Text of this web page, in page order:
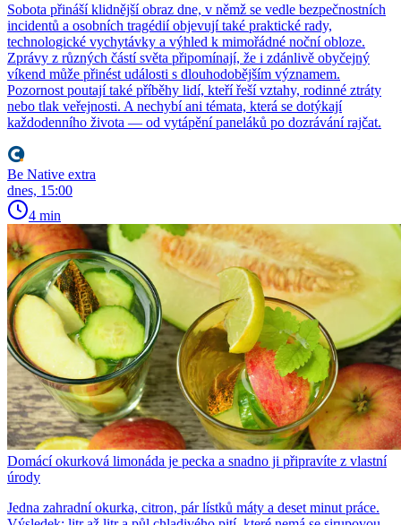
Sobota přináší klidnější obraz dne, v němž se vedle bezpečnostních
incidentů a osobních tragédií objevují také praktické rady,
technologické vychytávky a výhled k mimořádné noční obloze.
Zprávy z různých částí světa připomínají, že i zdánlivě obyčejný
víkend může přinést události s dlouhodobějším významem.
Pozornost poutají také příběhy lidí, kteří řeší vztahy, rodinné ztráty
nebo tlak veřejnosti. A nechybí ani témata, která se dotýkají
každodenního života — od vytápění paneláků po dozrávání rajčat.
Be Native extra
dnes, 15:00
4 min
Domácí okurková limonáda je pecka a snadno ji připravíte z vlastní
úrody
Jedna zahradní okurka, citron, pár lístků máty a deset minut práce.